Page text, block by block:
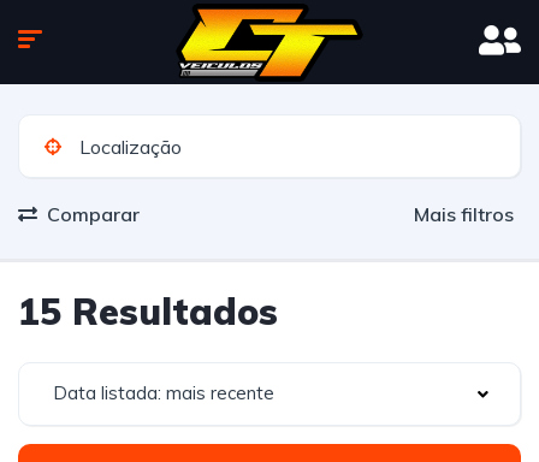
Comparar Mais filtros
15 Resultados
Data listada: mais recente